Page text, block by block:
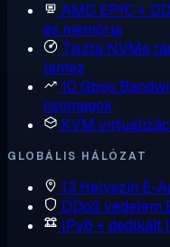
AMD EPYC +
és memória
Tiszta NVMe
lemez
10 Gbps
csomagok
KVM
GLOBÁLIS HÁLÓZAT
13 Helyszín É-
DDoS védelem
IPv6 + dedikált